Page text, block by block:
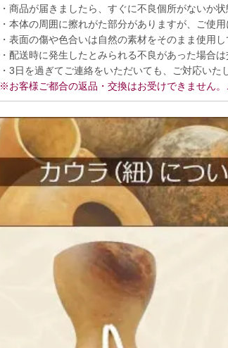
・商品が届きましたら、すぐに不良個所がないか
・本体の周囲に擦れがた部分がありますが、ご使用
・表面の傷や色合いは自然の素材をそのまま使用し
・配送時に発生したとみられる不良があった場合
・3日を過ぎてご連絡をいただいても、ご対応い
※お客様ご都合の返品・交換はお受けできません